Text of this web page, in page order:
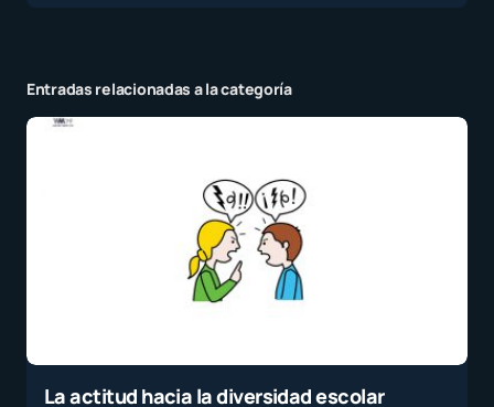
Entradas relacionadas a la categoría
La actitud hacia la diversidad escolar